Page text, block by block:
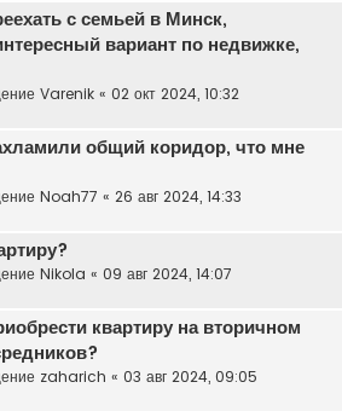
с семьей в Минск,
вариант по недвижке,
Varenik « 02 окт 2024, 10:32
общий коридор, что мне
Noah77 « 26 авг 2024, 14:33
Nikola « 09 авг 2024, 14:07
квартиру на вторичном
zaharich « 03 авг 2024, 09:05